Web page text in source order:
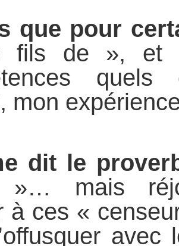
que pour
fils de », et
mon
dit le
»… mais
à ces «
avec